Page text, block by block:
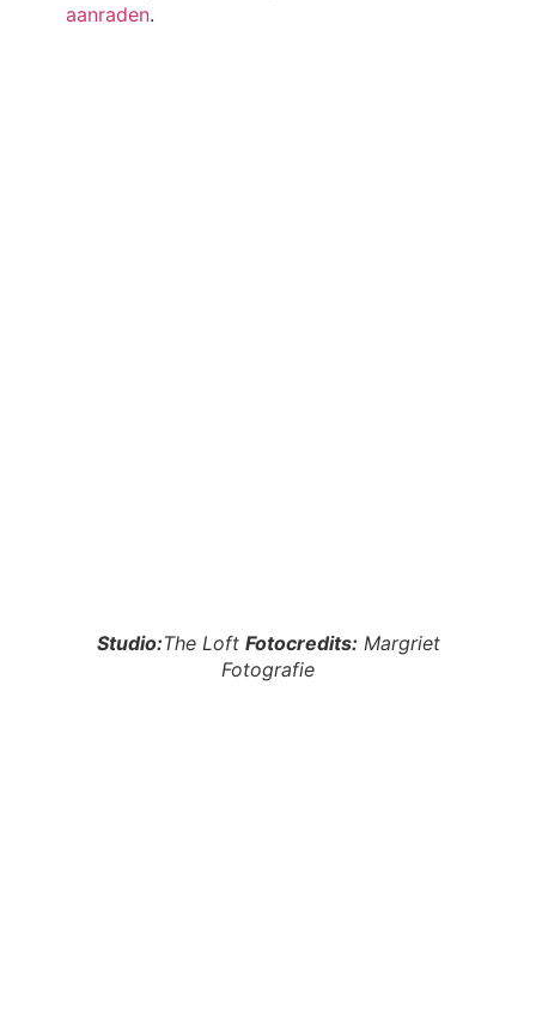
aanraden.
Studio:The Loft Fotocredits: Margriet
Fotografie